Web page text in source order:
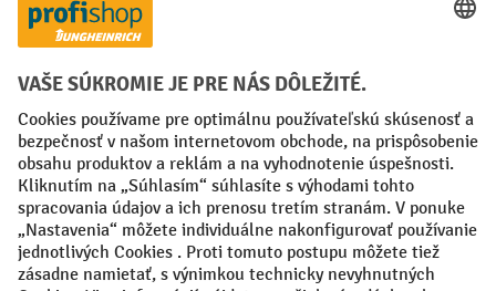
Spôsoby platby
Faktúra Predplatba
Sociálne siete
Facebook
YouTube
LinkedIn